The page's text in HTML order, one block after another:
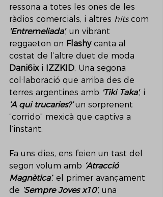
ressona a totes les ones de les
ràdios comercials, i altres hits com
'Entremeliada', un vibrant
reggaeton on Flashy canta al
costat de l’altre duet de moda
Dani6ix i IZZKID. Una segona
col·laboració que arriba des de
terres argentines amb 'Tiki Taka', i
‘A qui trucaries?’ un sorprenent
“corrido” mexicà que captiva a
l’instant.
Fa uns dies, ens feien un tast del
segon volum amb ‘Atracció
Magnètica’, el primer avançament
de ‘Sempre Joves x10’, una